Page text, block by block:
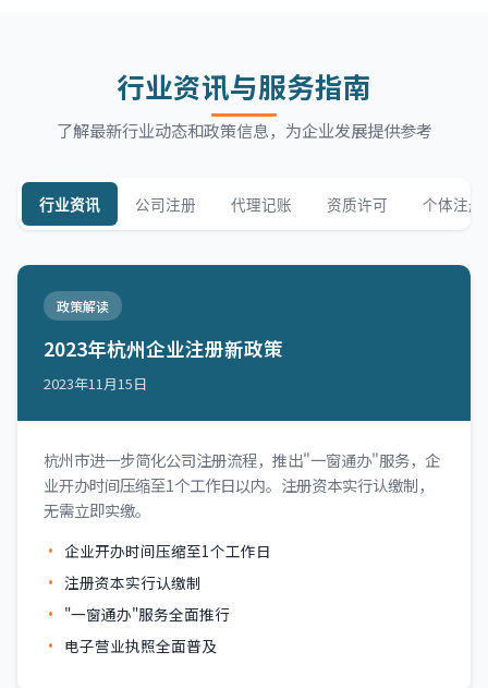
行业资讯与服务指南
了解最新行业动态和政策信息，为企业发展提供参考
行业资讯 公司注册 代理记账 资质许可 个体注册
政策解读
2023年杭州企业注册新政策
2023年11月15日
杭州市进一步简化公司注册流程，推出"一窗通办"服务，企
业开办时间压缩至1个工作日以内。注册资本实行认缴制，
无需立即实缴。
企业开办时间压缩至1个工作日
注册资本实行认缴制
"一窗通办"服务全面推行
电子营业执照全面普及